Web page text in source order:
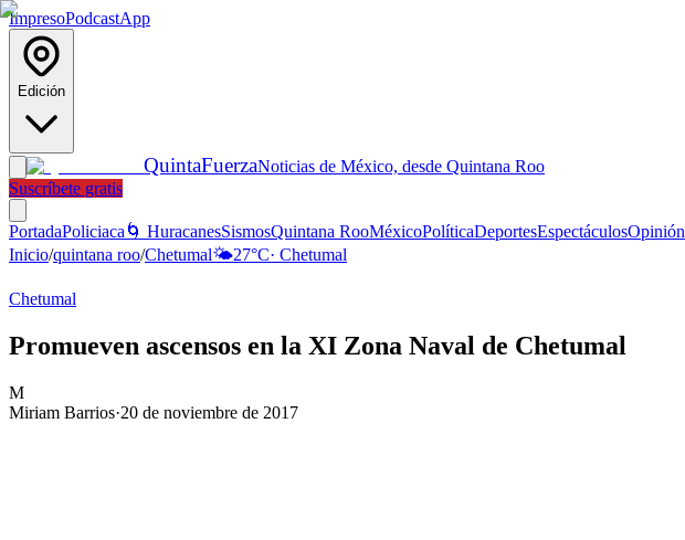
ImpresoPodcastApp
Edición
QuintaFuerzaNoticias de México, desde Quintana Roo
Suscríbete gratis
PortadaPoliciaca 🌀 HuracanesSismosQuintana RooMéxicoPolíticaDeportesEspectáculosOpinión
Inicio/quintana roo/Chetumal🌤️27°C· Chetumal
Chetumal
Promueven ascensos en la XI Zona Naval de Chetumal
M
Miriam Barrios·20 de noviembre de 2017